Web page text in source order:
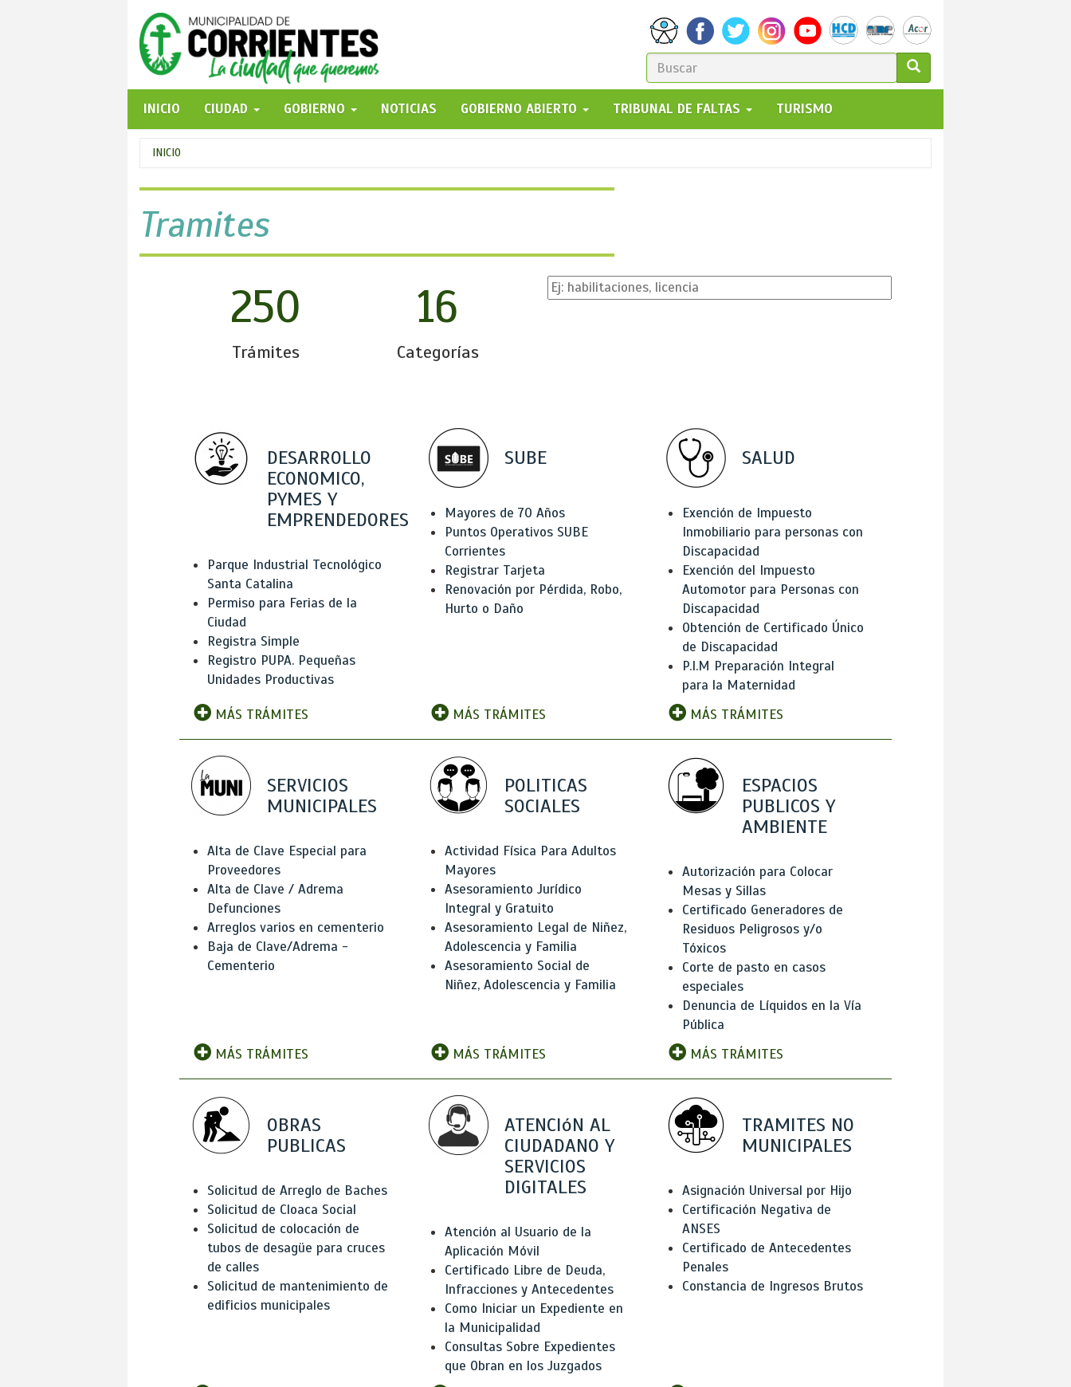
FORMULARIO
DE
BÚSQUEDA
GO!
INICIO
CIUDAD GOBIERNO NOTICIAS GOBIERNO ABIERTO TRIBUNAL DE FALTAS TURISMO
Se
encuentra
usted
aquí
INICIO
Tramites
250
Trámites
16
Categorías
DESARROLLO
ECONOMICO,
PYMES Y
EMPRENDEDORES
Parque Industrial Tecnológico
Santa Catalina
Permiso para Ferias de la
Ciudad
Registra Simple
Registro PUPA. Pequeñas
Unidades Productivas
MÁS TRÁMITES
SUBE
Mayores de 70 Años
Puntos Operativos SUBE
Corrientes
Registrar Tarjeta
Renovación por Pérdida, Robo,
Hurto o Daño
MÁS TRÁMITES
SALUD
Exención de Impuesto
Inmobiliario para personas con
Discapacidad
Exención del Impuesto
Automotor para Personas con
Discapacidad
Obtención de Certificado Único
de Discapacidad
P.I.M Preparación Integral
para la Maternidad
MÁS TRÁMITES
SERVICIOS
MUNICIPALES
Alta de Clave Especial para
Proveedores
Alta de Clave / Adrema
Defunciones
Arreglos varios en cementerio
Baja de Clave/Adrema -
Cementerio
MÁS TRÁMITES
POLITICAS
SOCIALES
Actividad Física Para Adultos
Mayores
Asesoramiento Jurídico
Integral y Gratuito
Asesoramiento Legal de Niñez,
Adolescencia y Familia
Asesoramiento Social de
Niñez, Adolescencia y Familia
MÁS TRÁMITES
ESPACIOS
PUBLICOS Y
AMBIENTE
Autorización para Colocar
Mesas y Sillas
Certificado Generadores de
Residuos Peligrosos y/o
Tóxicos
Corte de pasto en casos
especiales
Denuncia de Líquidos en la Vía
Pública
MÁS TRÁMITES
OBRAS
PUBLICAS
Solicitud de Arreglo de Baches
Solicitud de Cloaca Social
Solicitud de colocación de
tubos de desagüe para cruces
de calles
Solicitud de mantenimiento de
edificios municipales
ATENCIóN AL
CIUDADANO Y
SERVICIOS
DIGITALES
Atención al Usuario de la
Aplicación Móvil
Certificado Libre de Deuda,
Infracciones y Antecedentes
Como Iniciar un Expediente en
la Municipalidad
Consultas Sobre Expedientes
que Obran en los Juzgados
TRAMITES NO
MUNICIPALES
Asignación Universal por Hijo
Certificación Negativa de
ANSES
Certificado de Antecedentes
Penales
Constancia de Ingresos Brutos